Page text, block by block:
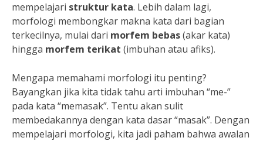
mempelajari struktur kata. Lebih dalam lagi,
morfologi membongkar makna kata dari bagian
terkecilnya, mulai dari morfem bebas(akar kata)
hingga morfem terikat (imbuhan atau afiks).
Mengapa memahami morfologi itu penting?
Bayangkan jika kita tidak tahu arti imbuhan “me-”
pada kata “memasak”. Tentu akan sulit
membedakannya dengan kata dasar “masak”. Dengan
mempelajari morfologi, kita jadi paham bahwa awalan